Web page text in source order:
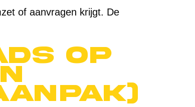
of aanvragen krijgt. De
op